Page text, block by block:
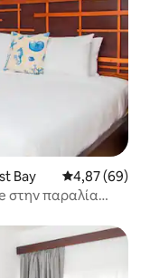
Bay Μέση
4,87 (69)
στην παραλία